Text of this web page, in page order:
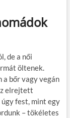
de a női
öltenek.
a bőr vagy vegán
elrejtett
fest, mint egy
– tökéletes